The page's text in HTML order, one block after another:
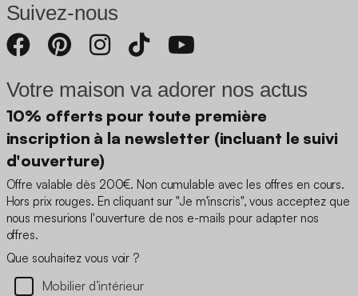
Suivez-nous
Votre maison va adorer nos actus
10% offerts pour toute première
inscription à la newsletter (incluant le suivi
d'ouverture)
Offre valable dès 200€. Non cumulable avec les offres en cours.
Hors prix rouges. En cliquant sur "Je m'inscris", vous acceptez que
nous mesurions l'ouverture de nos e-mails pour adapter nos
offres.
Que souhaitez vous voir ?
Mobilier d’intérieur